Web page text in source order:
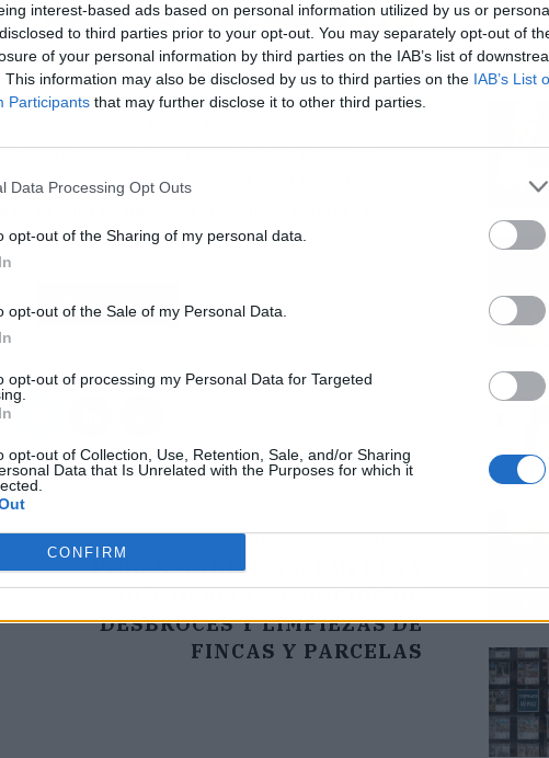
interest-based ads based on personal information utilized by us or
to third parties prior to your opt-out. You may separately opt-out of
of your personal information by third parties on the IAB’s list of
This information may also be disclosed by us to third parties on the IAB’s List
Participants that may further disclose it to other third parties.
Data Processing Opt Outs
opt-out of the Sharing of my personal data.
opt-out of the Sale of my Personal Data.
opt-out of processing my Personal Data for Targeted
opt-out of Collection, Use, Retention, Sale, and/or Sharing
Data that Is Unrelated with the Purposes for which it
CONFIRM
el 50º aniversario de Informe Semanal (TVE), que
Real de Madrid. En un momento determinado, se
con el príncipe Felipe. En dicho video, la reina se
de programa para felicitarla por el trabajo
30 segundo de intervención.
que Letizia, quien cumplió 50 años el pasado
dijo la reina.
Siguiente
PODAS MADRID, LA EMPRESA
QUE OFRECE SERVICIOS DE
DESBROCES Y LIMPIEZAS DE
FINCAS Y PARCELAS
Los